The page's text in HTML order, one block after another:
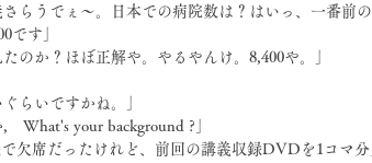
さらうでぇ～。日本での病院数は？はいっ、一番前の
です」
たのか？ほぼ正解や。やるやんけ。8,400や。」
らいですかね。」
　What's your background ?」
で欠席だったけれど、前回の講義収録DVDを1コマ